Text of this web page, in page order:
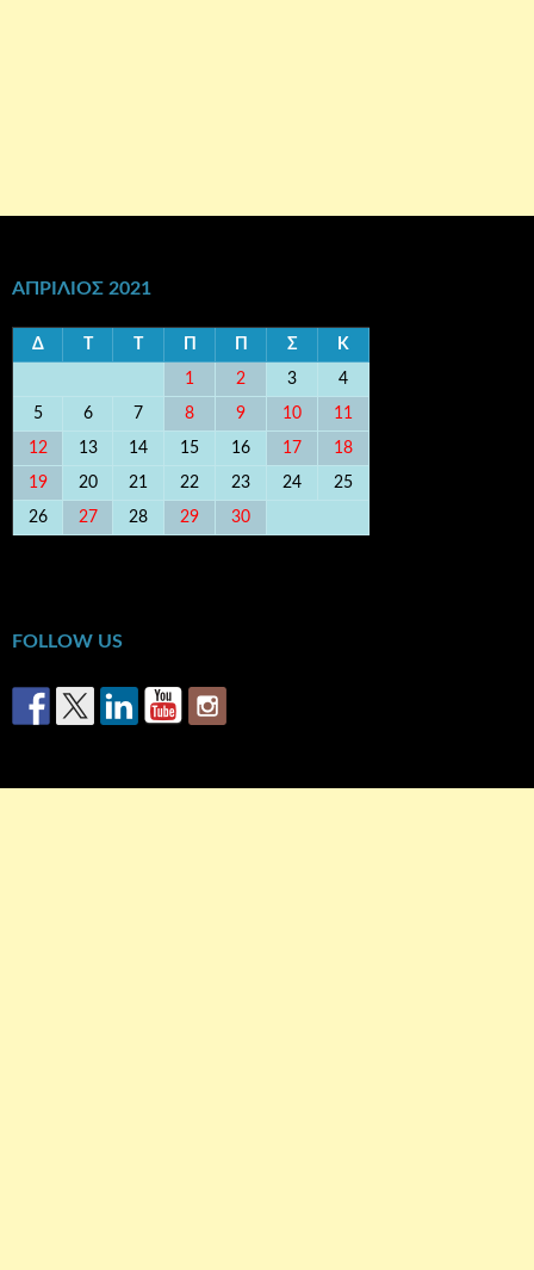
ΑΠΡΊΛΙΟΣ 2021
Δ Σ Κ
1 2 3 4
5 6 7 8 9 10 11
12 13 14 15 16 17 18
19 20 21 22 23 24 25
26 27 28 29 30
FOLLOW US